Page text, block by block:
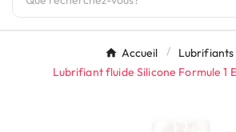
Accueil
Lubrifiants
Lubrifiant fluide Silicone Formule 1